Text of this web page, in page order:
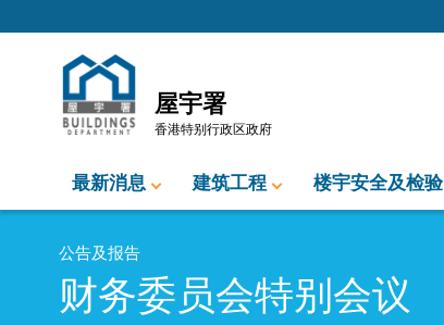
屋宇署
香港特别行政区政府
最新消息 建筑工程 楼宇安全及检验
公告及报告
财务委员会特别会议